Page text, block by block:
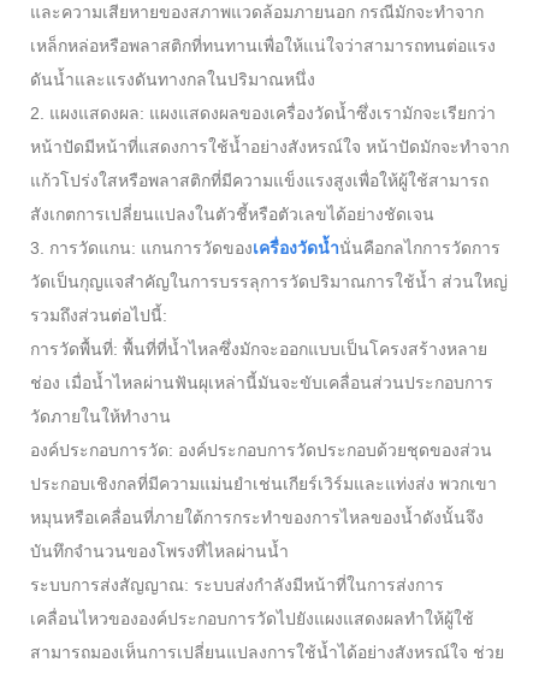
และความเสียหายของสภาพแวดล้อมภายนอก กรณีมักจะทำจาก
เหล็กหล่อหรือพลาสติกที่ทนทานเพื่อให้แน่ใจว่าสามารถทนต่อแรง
ดันน้ำและแรงดันทางกลในปริมาณหนึ่ง
2. แผงแสดงผล: แผงแสดงผลของเครื่องวัดน้ำซึ่งเรามักจะเรียกว่า
หน้าปัดมีหน้าที่แสดงการใช้น้ำอย่างสังหรณ์ใจ หน้าปัดมักจะทำจาก
แก้วโปร่งใสหรือพลาสติกที่มีความแข็งแรงสูงเพื่อให้ผู้ใช้สามารถ
สังเกตการเปลี่ยนแปลงในตัวชี้หรือตัวเลขได้อย่างชัดเจน
3. การวัดแกน: แกนการวัดของเครื่องวัดน้ำนั่นคือกลไกการวัดการ
วัดเป็นกุญแจสำคัญในการบรรลุการวัดปริมาณการใช้น้ำ ส่วนใหญ่
รวมถึงส่วนต่อไปนี้:
การวัดพื้นที่: พื้นที่ที่น้ำไหลซึ่งมักจะออกแบบเป็นโครงสร้างหลาย
ช่อง เมื่อน้ำไหลผ่านฟันผุเหล่านี้มันจะขับเคลื่อนส่วนประกอบการ
วัดภายในให้ทำงาน
องค์ประกอบการวัด: องค์ประกอบการวัดประกอบด้วยชุดของส่วน
ประกอบเชิงกลที่มีความแม่นยำเช่นเกียร์เวิร์มและแท่งส่ง พวกเขา
หมุนหรือเคลื่อนที่ภายใต้การกระทำของการไหลของน้ำดังนั้นจึง
บันทึกจำนวนของโพรงที่ไหลผ่านน้ำ
ระบบการส่งสัญญาณ: ระบบส่งกำลังมีหน้าที่ในการส่งการ
เคลื่อนไหวขององค์ประกอบการวัดไปยังแผงแสดงผลทำให้ผู้ใช้
สามารถมองเห็นการเปลี่ยนแปลงการใช้น้ำได้อย่างสังหรณ์ใจ ช่วย